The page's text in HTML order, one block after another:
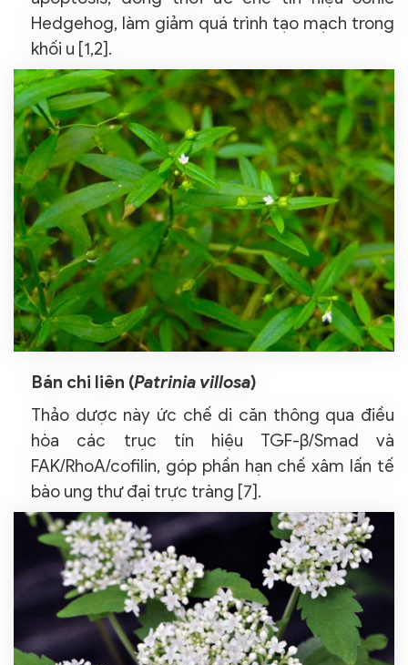
Hedgehog, làm giảm quá trình tạo mạch trong
khối u [1,2].
Bán chi liên (Patrinia villosa)
Thảo dược này ức chế di căn thông qua điều
hòa các trục tín hiệu TGF-β/Smad và
FAK/RhoA/cofilin, góp phần hạn chế xâm lấn tế
bào ung thư đại trực tràng [7].